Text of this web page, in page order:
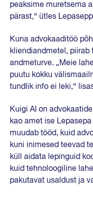
peaksime muretsema
pärast,“ ütles
Kuna advokaaditöö
kliendiandmetel,
andmeturve. „Meie
puutu kokku
tundlik info ei leki,“
Kuigi AI on
kao amet ise
muudab tööd, kuid
kuni inimesed teevad
küll aidata lepinguid
kuid tehnoloogiline
pakutavat usaldust ja